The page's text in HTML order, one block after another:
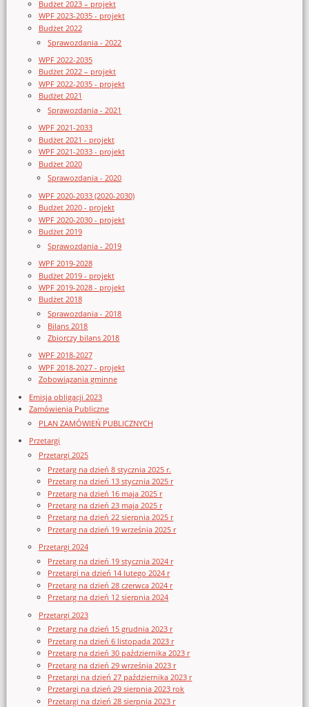
Budżet 2023 – projekt
WPF 2023-2035 - projekt
Budżet 2022
Sprawozdania - 2022
WPF 2022-2035
Budżet 2022 – projekt
WPF 2022-2035 - projekt
Budżet 2021
Sprawozdania - 2021
WPF 2021-2033
Budżet 2021 - projekt
WPF 2021-2033 - projekt
Budżet 2020
Sprawozdania - 2020
WPF 2020-2033 (2020-2030)
Budżet 2020 - projekt
WPF 2020-2030 - projekt
Budżet 2019
Sprawozdania - 2019
WPF 2019-2028
Budżet 2019 - projekt
WPF 2019-2028 - projekt
Budżet 2018
Sprawozdania - 2018
Bilans 2018
Zbiorczy bilans 2018
WPF 2018-2027
WPF 2018-2027 - projekt
Zobowiązania gminne
Emisja obligacji 2023
Zamówienia Publiczne
PLAN ZAMÓWIEŃ PUBLICZNYCH
Przetargi
Przetargi 2025
Przetarg na dzień 8 stycznia 2025 r.
Przetarg na dzień 13 stycznia 2025 r
Przetarg na dzień 16 maja 2025 r
Przetarg na dzień 23 maja 2025 r
Przetarg na dzień 22 sierpnia 2025 r
Przetarg na dzień 19 września 2025 r
Przetargi 2024
Przetarg na dzień 19 stycznia 2024 r
Przetargi na dzień 14 lutego 2024 r
Przetarg na dzień 28 czerwca 2024 r
Przetarg na dzień 12 sierpnia 2024
Przetargi 2023
Przetarg na dzień 15 grudnia 2023 r
Przetarg na dzień 6 listopada 2023 r
Przetarg na dzień 30 października 2023 r
Przetarg na dzień 29 września 2023 r
Przetargi na dzień 27 października 2023 r
Przetargi na dzień 29 sierpnia 2023 rok
Przetargi na dzień 28 sierpnia 2023 r